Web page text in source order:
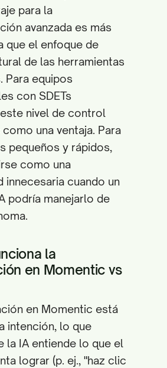
para la
avanzada es más
que el enfoque de
de las herramientas
Para equipos
con SDETs
nivel de control
una ventaja. Para
pequeños y rápidos,
como una
innecesaria cuando un
podría manejarlo de
la
en Momentic vs
en Momentic está
intención, lo que
la IA entiende lo que el
lograr (p. ej., "haz clic